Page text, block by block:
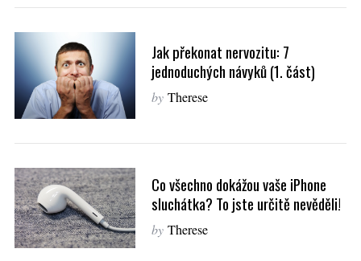
Jak překonat nervozitu: 7
jednoduchých návyků (1. část)
by Therese
Co všechno dokážou vaše iPhone
sluchátka? To jste určitě nevěděli!
by Therese